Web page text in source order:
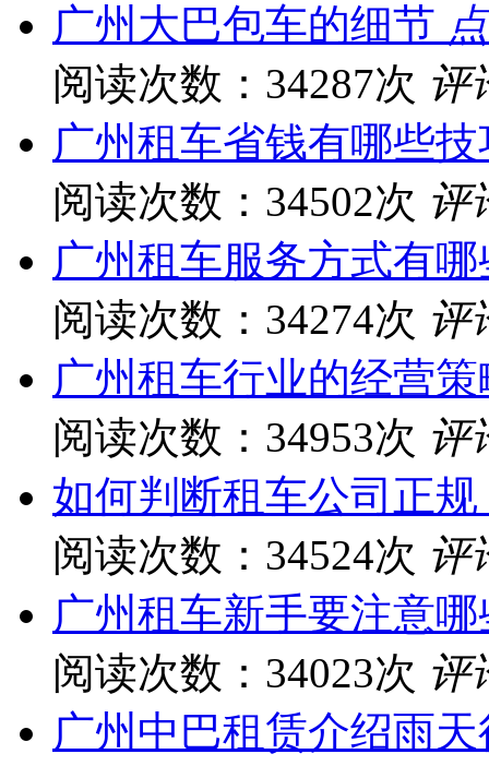
广州大巴包车的细节
阅读次数：34287次 评
广州租车省钱有哪些
阅读次数：34502次 评
广州租车服务方式有哪
阅读次数：34274次 评
广州租车行业的经营策
阅读次数：34953次 评
如何判断租车公司正规
阅读次数：34524次 评
广州租车新手要注意
阅读次数：34023次 评
广州中巴租赁介绍雨